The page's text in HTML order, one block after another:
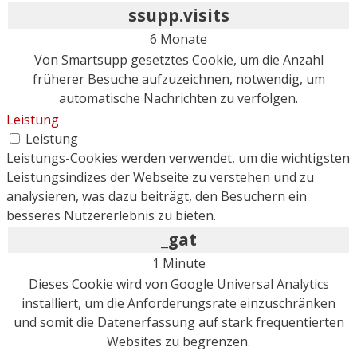
ssupp.visits
6 Monate
Von Smartsupp gesetztes Cookie, um die Anzahl
früherer Besuche aufzuzeichnen, notwendig, um
automatische Nachrichten zu verfolgen.
Leistung
Leistung
Leistungs-Cookies werden verwendet, um die wichtigsten
Leistungsindizes der Webseite zu verstehen und zu
analysieren, was dazu beiträgt, den Besuchern ein
besseres Nutzererlebnis zu bieten.
_gat
1 Minute
Dieses Cookie wird von Google Universal Analytics
installiert, um die Anforderungsrate einzuschränken
und somit die Datenerfassung auf stark frequentierten
Websites zu begrenzen.